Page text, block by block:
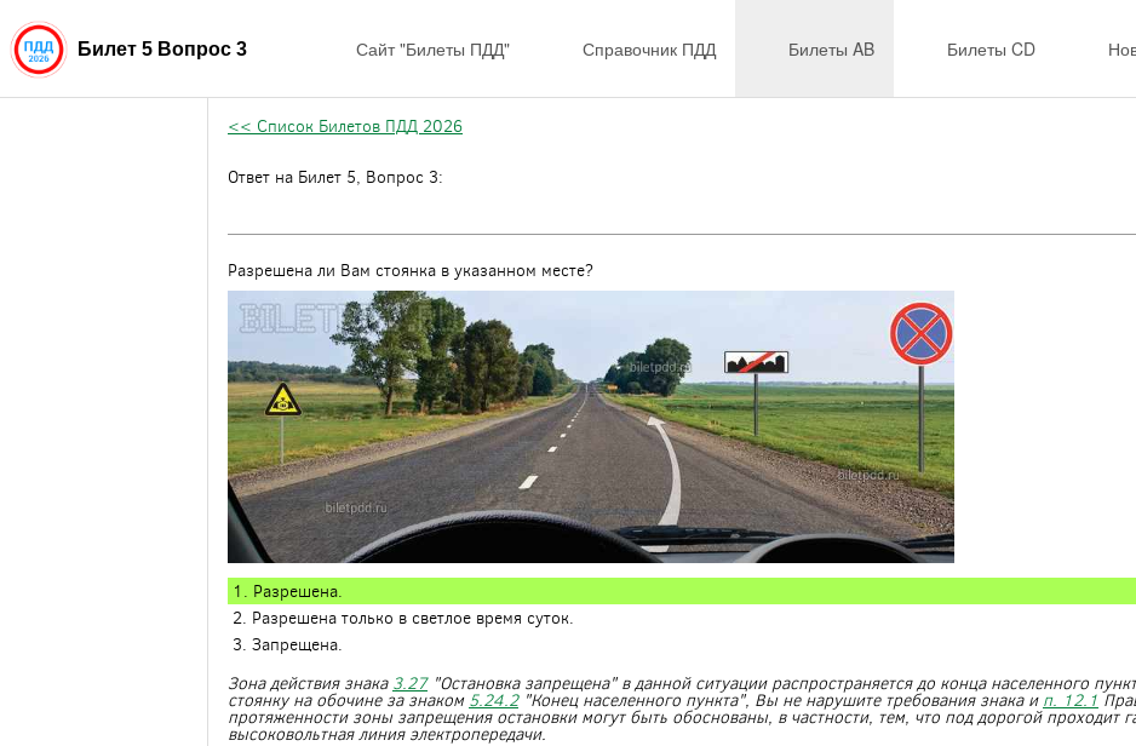
Билет 5 Вопрос 3 Сайт "Билеты ПДД" Справочник ПДД Билеты AB Билеты CD
<< Список Билетов ПДД 2026
Ответ на Билет 5, Вопрос 3:
Разрешена ли Вам стоянка в указанном месте?
1. Разрешена.
2. Разрешена только в светлое время суток.
3. Запрещена.
Зона действия знака 3.27"Остановка запрещена" в данной ситуации распространяется до конца населенного
стоянку на обочине за знаком 5.24.2"Конец населенного пункта", Вы не нарушите требования знака и п. 12.1
протяженности зоны запрещения остановки могут быть обоснованы, в частности, тем, что под дорогой проходит
высоковольтная линия электропередачи.